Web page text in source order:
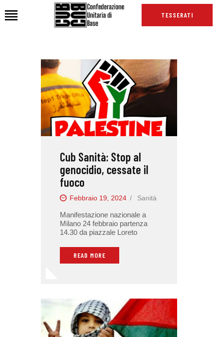
TESSERATI
HOME
CHI SIAMO
SEDI
NEWS
PODCAST CUB
INTERNAZIONALE
RASSEGNA STAMPA
Cub Sanità: Stop al
genocidio, cessate il
fuoco
Febbraio 19, 2024 Sanità
Manifestazione nazionale a
Milano 24 febbraio partenza
14.30 da piazzale Loreto
READ MORE